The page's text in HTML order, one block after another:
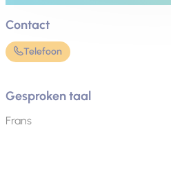
Contact
Telefoon
Gesproken taal
Frans